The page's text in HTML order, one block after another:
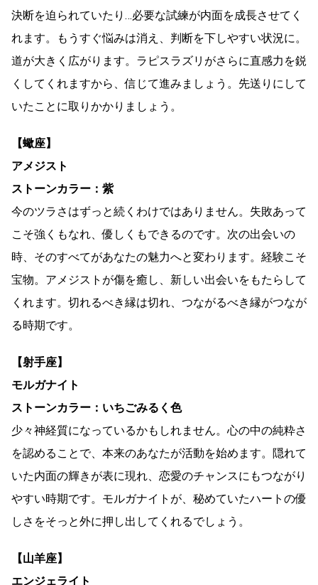
決断を迫られていたり…必要な試練が内面を成長させてく
れます。もうすぐ悩みは消え、判断を下しやすい状況に。
道が大きく広がります。ラピスラズリがさらに直感力を鋭
くしてくれますから、信じて進みましょう。先送りにして
いたことに取りかかりましょう。
【蠍座】
アメジスト
ストーンカラー：紫
今のツラさはずっと続くわけではありません。失敗あって
こそ強くもなれ、優しくもできるのです。次の出会いの
時、そのすべてがあなたの魅力へと変わります。経験こそ
宝物。アメジストが傷を癒し、新しい出会いをもたらして
くれます。切れるべき縁は切れ、つながるべき縁がつなが
る時期です。
【射手座】
モルガナイト
ストーンカラー：いちごみるく色
少々神経質になっているかもしれません。心の中の純粋さ
を認めることで、本来のあなたが活動を始めます。隠れて
いた内面の輝きが表に現れ、恋愛のチャンスにもつながり
やすい時期です。モルガナイトが、秘めていたハートの優
しさをそっと外に押し出してくれるでしょう。
【山羊座】
エンジェライト